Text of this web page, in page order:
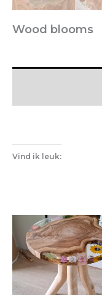
Wood blooms
Vind ik leuk: